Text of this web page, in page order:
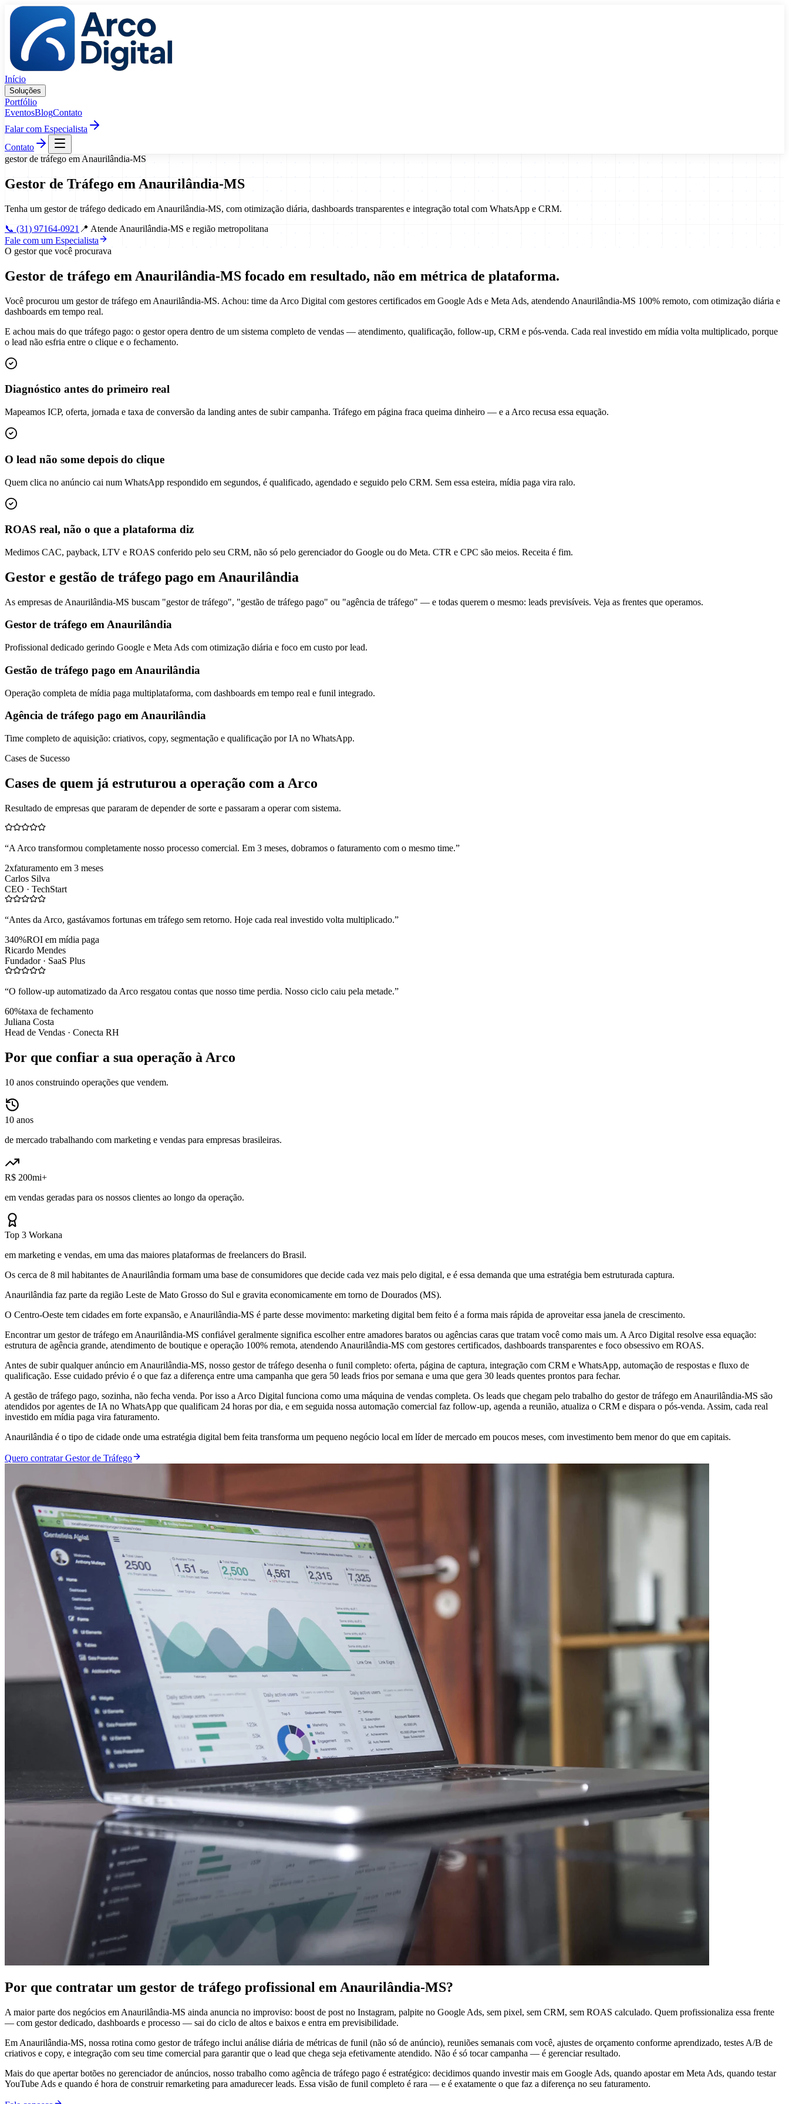
Pular para o conteúdo
Início
Soluções
Portfólio
EventosBlogContato
Falar com Especialista
Contato
gestor de tráfego em Anaurilândia-MS
Gestor de Tráfego em Anaurilândia-MS
Tenha um gestor de tráfego dedicado em Anaurilândia-MS, com otimização diária, dashboards transparentes e integração total com WhatsApp e CRM.
📞 (31) 97164-0921 📍 Atende Anaurilândia-MS e região metropolitana
Fale com um Especialista
O gestor que você procurava
Gestor de tráfego em Anaurilândia-MS focado em resultado, não em métrica de plataforma.
Você procurou um gestor de tráfego em Anaurilândia-MS. Achou: time da Arco Digital com gestores certificados em Google Ads e Meta Ads, atendendo Anaurilândia-MS 100% remoto, com otimização diária e
dashboards em tempo real.
E achou mais do que tráfego pago: o gestor opera dentro de um sistema completo de vendas — atendimento, qualificação, follow-up, CRM e pós-venda. Cada real investido em mídia volta multiplicado, porque
o lead não esfria entre o clique e o fechamento.
Diagnóstico antes do primeiro real
Mapeamos ICP, oferta, jornada e taxa de conversão da landing antes de subir campanha. Tráfego em página fraca queima dinheiro — e a Arco recusa essa equação.
O lead não some depois do clique
Quem clica no anúncio cai num WhatsApp respondido em segundos, é qualificado, agendado e seguido pelo CRM. Sem essa esteira, mídia paga vira ralo.
ROAS real, não o que a plataforma diz
Medimos CAC, payback, LTV e ROAS conferido pelo seu CRM, não só pelo gerenciador do Google ou do Meta. CTR e CPC são meios. Receita é fim.
Gestor e gestão de tráfego pago em Anaurilândia
As empresas de Anaurilândia-MS buscam "gestor de tráfego", "gestão de tráfego pago" ou "agência de tráfego" — e todas querem o mesmo: leads previsíveis. Veja as frentes que operamos.
Gestor de tráfego em Anaurilândia
Profissional dedicado gerindo Google e Meta Ads com otimização diária e foco em custo por lead.
Gestão de tráfego pago em Anaurilândia
Operação completa de mídia paga multiplataforma, com dashboards em tempo real e funil integrado.
Agência de tráfego pago em Anaurilândia
Time completo de aquisição: criativos, copy, segmentação e qualificação por IA no WhatsApp.
Cases de Sucesso
Cases de quem já estruturou a operação com a Arco
Resultado de empresas que pararam de depender de sorte e passaram a operar com sistema.
“A Arco transformou completamente nosso processo comercial. Em 3 meses, dobramos o faturamento com o mesmo time.”
2xfaturamento em 3 meses
Carlos Silva
CEO · TechStart
“Antes da Arco, gastávamos fortunas em tráfego sem retorno. Hoje cada real investido volta multiplicado.”
340%ROI em mídia paga
Ricardo Mendes
Fundador · SaaS Plus
“O follow-up automatizado da Arco resgatou contas que nosso time perdia. Nosso ciclo caiu pela metade.”
60%taxa de fechamento
Juliana Costa
Head de Vendas · Conecta RH
Por que confiar a sua operação à Arco
10 anos construindo operações que vendem.
10 anos
de mercado trabalhando com marketing e vendas para empresas brasileiras.
R$ 200mi+
em vendas geradas para os nossos clientes ao longo da operação.
Top 3 Workana
em marketing e vendas, em uma das maiores plataformas de freelancers do Brasil.
Os cerca de 8 mil habitantes de Anaurilândia formam uma base de consumidores que decide cada vez mais pelo digital, e é essa demanda que uma estratégia bem estruturada captura.
Anaurilândia faz parte da região Leste de Mato Grosso do Sul e gravita economicamente em torno de Dourados (MS).
O Centro-Oeste tem cidades em forte expansão, e Anaurilândia-MS é parte desse movimento: marketing digital bem feito é a forma mais rápida de aproveitar essa janela de crescimento.
Encontrar um gestor de tráfego em Anaurilândia-MS confiável geralmente significa escolher entre amadores baratos ou agências caras que tratam você como mais um. A Arco Digital resolve essa equação:
estrutura de agência grande, atendimento de boutique e operação 100% remota, atendendo Anaurilândia-MS com gestores certificados, dashboards transparentes e foco obsessivo em ROAS.
Antes de subir qualquer anúncio em Anaurilândia-MS, nosso gestor de tráfego desenha o funil completo: oferta, página de captura, integração com CRM e WhatsApp, automação de respostas e fluxo de
qualificação. Esse cuidado prévio é o que faz a diferença entre uma campanha que gera 50 leads frios por semana e uma que gera 30 leads quentes prontos para fechar.
A gestão de tráfego pago, sozinha, não fecha venda. Por isso a Arco Digital funciona como uma máquina de vendas completa. Os leads que chegam pelo trabalho do gestor de tráfego em Anaurilândia-MS são
atendidos por agentes de IA no WhatsApp que qualificam 24 horas por dia, e em seguida nossa automação comercial faz follow-up, agenda a reunião, atualiza o CRM e dispara o pós-venda. Assim, cada real
investido em mídia paga vira faturamento.
Anaurilândia é o tipo de cidade onde uma estratégia digital bem feita transforma um pequeno negócio local em líder de mercado em poucos meses, com investimento bem menor do que em capitais.
Quero contratar Gestor de Tráfego
Por que contratar um gestor de tráfego profissional em Anaurilândia-MS?
A maior parte dos negócios em Anaurilândia-MS ainda anuncia no improviso: boost de post no Instagram, palpite no Google Ads, sem pixel, sem CRM, sem ROAS calculado. Quem profissionaliza essa frente
— com gestor dedicado, dashboards e processo — sai do ciclo de altos e baixos e entra em previsibilidade.
Em Anaurilândia-MS, nossa rotina como gestor de tráfego inclui análise diária de métricas de funil (não só de anúncio), reuniões semanais com você, ajustes de orçamento conforme aprendizado, testes A/B de
criativos e copy, e integração com seu time comercial para garantir que o lead que chega seja efetivamente atendido. Não é só tocar campanha — é gerenciar resultado.
Mais do que apertar botões no gerenciador de anúncios, nosso trabalho como agência de tráfego pago é estratégico: decidimos quando investir mais em Google Ads, quando apostar em Meta Ads, quando testar
YouTube Ads e quando é hora de construir remarketing para amadurecer leads. Essa visão de funil completo é rara — e é exatamente o que faz a diferença no seu faturamento.